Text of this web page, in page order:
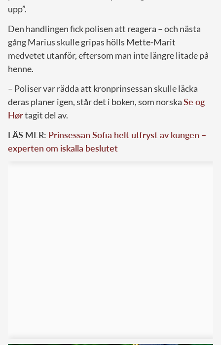
upp”.
Den handlingen fick polisen att reagera – och nästa
gång Marius skulle gripas hölls Mette-Marit
medvetet utanför, eftersom man inte längre litade på
henne.
– Poliser var rädda att kronprinsessan skulle läcka
deras planer igen, står det i boken, som norskaSe og
Hørtagit del av.
LÄS MER: Prinsessan Sofia helt utfryst av kungen –
experten om iskalla beslutet